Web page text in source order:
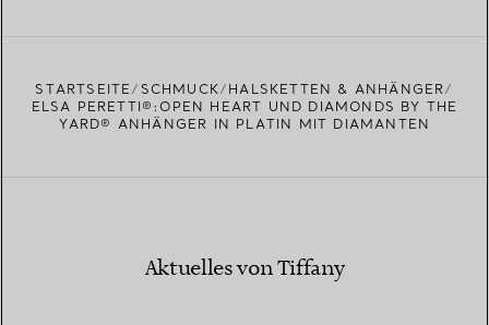
STARTSEITE SCHMUCK
HALSKETTEN & ANHÄNGER
ELSA PERETTI®:OPEN HEART UND DIAMONDS BY THE
YARD® ANHÄNGER IN PLATIN MIT DIAMANTEN
Aktuelles von Tiffany